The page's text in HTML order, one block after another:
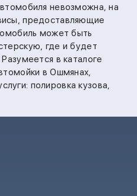
невозможна, на
предоставляющие
может быть
где и будет
Разумеется в каталоге
в Ошмянах,
полировка кузова,